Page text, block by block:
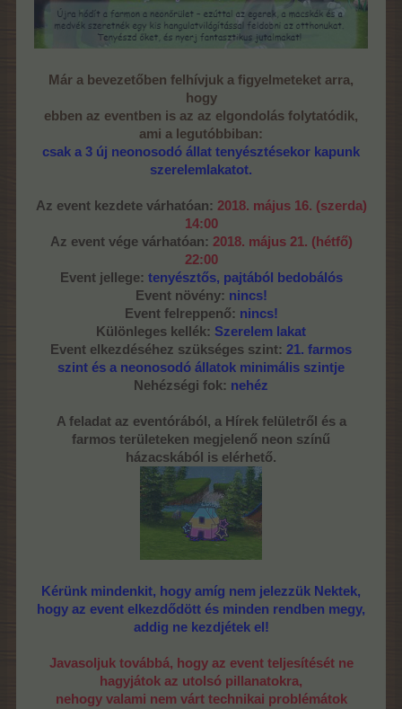
Már a bevezetőben felhívjuk a figyelmeteket arra,
hogy
ebben az eventben is az az elgondolás folytatódik,
ami a legutóbbiban:
csak a 3 új neonosodó állat tenyésztésekor kapunk
szerelemlakatot.
Az event kezdete várhatóan: 2018. május 16. (szerda)
14:00
Az event vége várhatóan: 2018. május 21. (hétfő)
22:00
Event jellege: tenyésztős, pajtából bedobálós
Event növény: nincs!
Event felreppenő: nincs!
Különleges kellék: Szerelem lakat
Event elkezdéséhez szükséges szint: 21. farmos
szint és a neonosodó állatok minimális szintje
Nehézségi fok: nehéz
A feladat az eventórából, a Hírek felületről és a
farmos területeken megjelenő neon színű
házacskából is elérhető.
Kérünk mindenkit, hogy amíg nem jelezzük Nektek,
hogy az event elkezdődött és minden rendben megy,
addig ne kezdjétek el!
Javasoljuk továbbá, hogy az event teljesítését ne
hagyjátok az utolsó pillanatokra,
nehogy valami nem várt technikai problémátok